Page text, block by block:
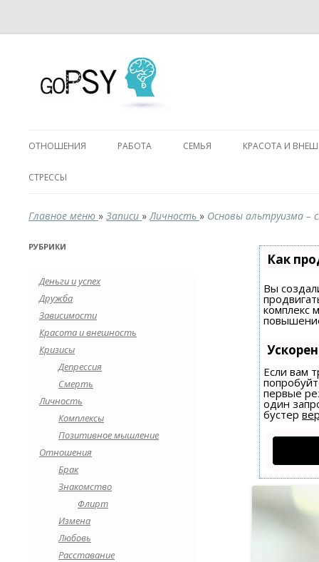
ОТНОШЕНИЯ РАБОТА СЕМЬЯ КРАСОТА И
СТРЕССЫ
Главное меню » Записи »Личность » Основы альтруизма –
РУБРИКИ
Деньги и успех
Дружба
Зависимости
Красота и внешность
Кризисы
Депрессия
Смерть
Личность
Комплексы
Позитивное мышление
Отношения
Брак
Знакомство
Флирт
Измена
Любовь
Расставание
Как
Вы
комплекс
Если вам
первые
один
бустер